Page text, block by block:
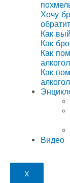
Хочу
Как
Как
Как
Как
Видео
X